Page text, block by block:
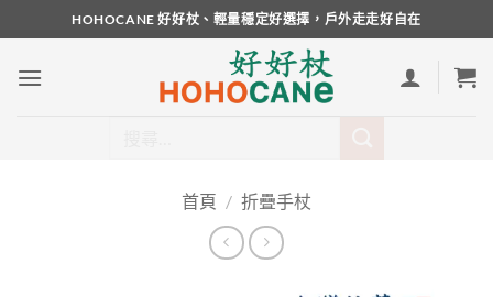
to
content
HOHOCANE 好好杖、輕量穩定好選擇，戶外走走好自在
首頁 / 折疊手杖